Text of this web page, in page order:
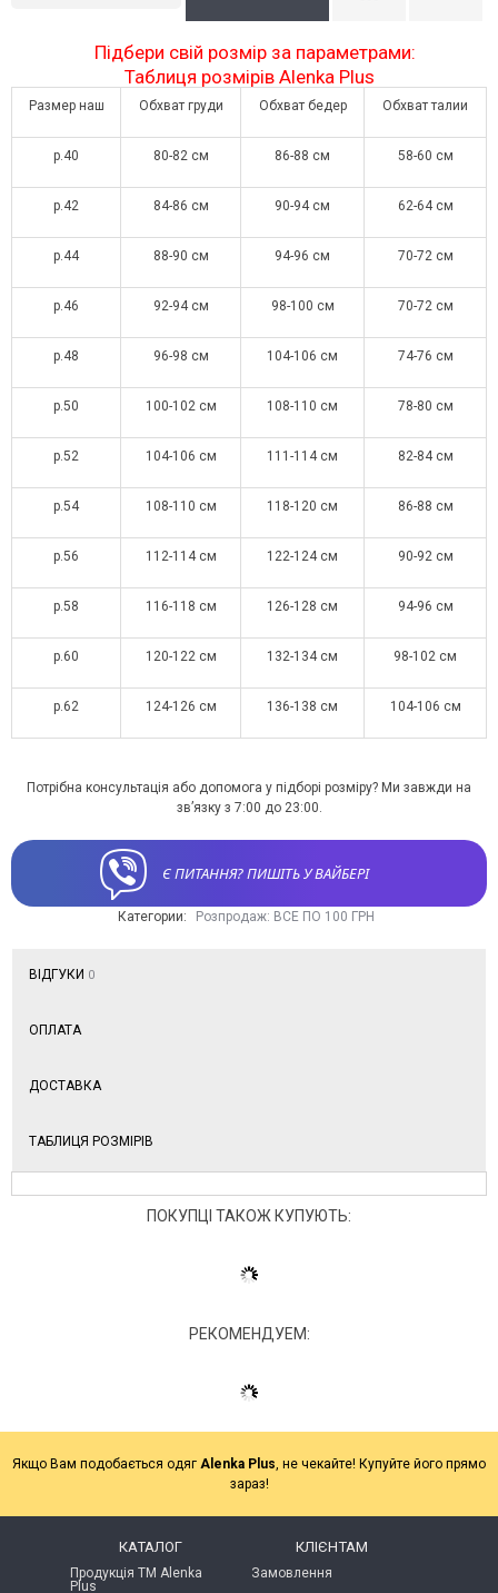
Підбери свій розмір за параметрами:
Таблиця розмірів Alenka Plus
Размер наш Обхват груди Обхват бедер Обхват талии
р.40 80-82 см 86-88 см 58-60 см
р.42 84-86 см 90-94 см 62-64 см
р.44 88-90 см 94-96 см 70-72 см
р.46 92-94 см 98-100 см 70-72 см
р.48 96-98 см 104-106 см 74-76 см
р.50 100-102 см 108-110 см 78-80 см
р.52 104-106 см 111-114 см 82-84 см
р.54 108-110 см 118-120 см 86-88 см
р.56 112-114 см 122-124 см 90-92 см
р.58 116-118 см 126-128 см 94-96 см
р.60 120-122 см 132-134 см 98-102 см
р.62 124-126 см 136-138 см 104-106 см
Потрібна консультація або допомога у підборі розміру? Ми завжди на
зв’язку з 7:00 до 23:00.
Є ПИТАННЯ? ПИШІТЬ У ВАЙБЕРІ
Категории: Розпродаж: ВСЕ ПО 100 ГРН
ВІДГУКИ 0
ОПЛАТА
ДОСТАВКА
ТАБЛИЦЯ РОЗМІРІВ
ПОКУПЦІ ТАКОЖ КУПУЮТЬ:
РЕКОМЕНДУЕМ:
Якщо Вам подобається одяг Alenka Plus , не чекайте! Купуйте його прямо
зараз!
КАТАЛОГ
Продукція ТМ Alenka
Plus
КЛІЄНТАМ
Замовлення